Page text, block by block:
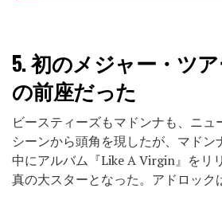
5.初のメジャー・ツ
の前座だった
ビースティーズもマドンナも、ニュ
シーンから頭角を現したが、マドン
中にアルバム『Like A Virgin』をリ
真の大スターとなった。アドロック